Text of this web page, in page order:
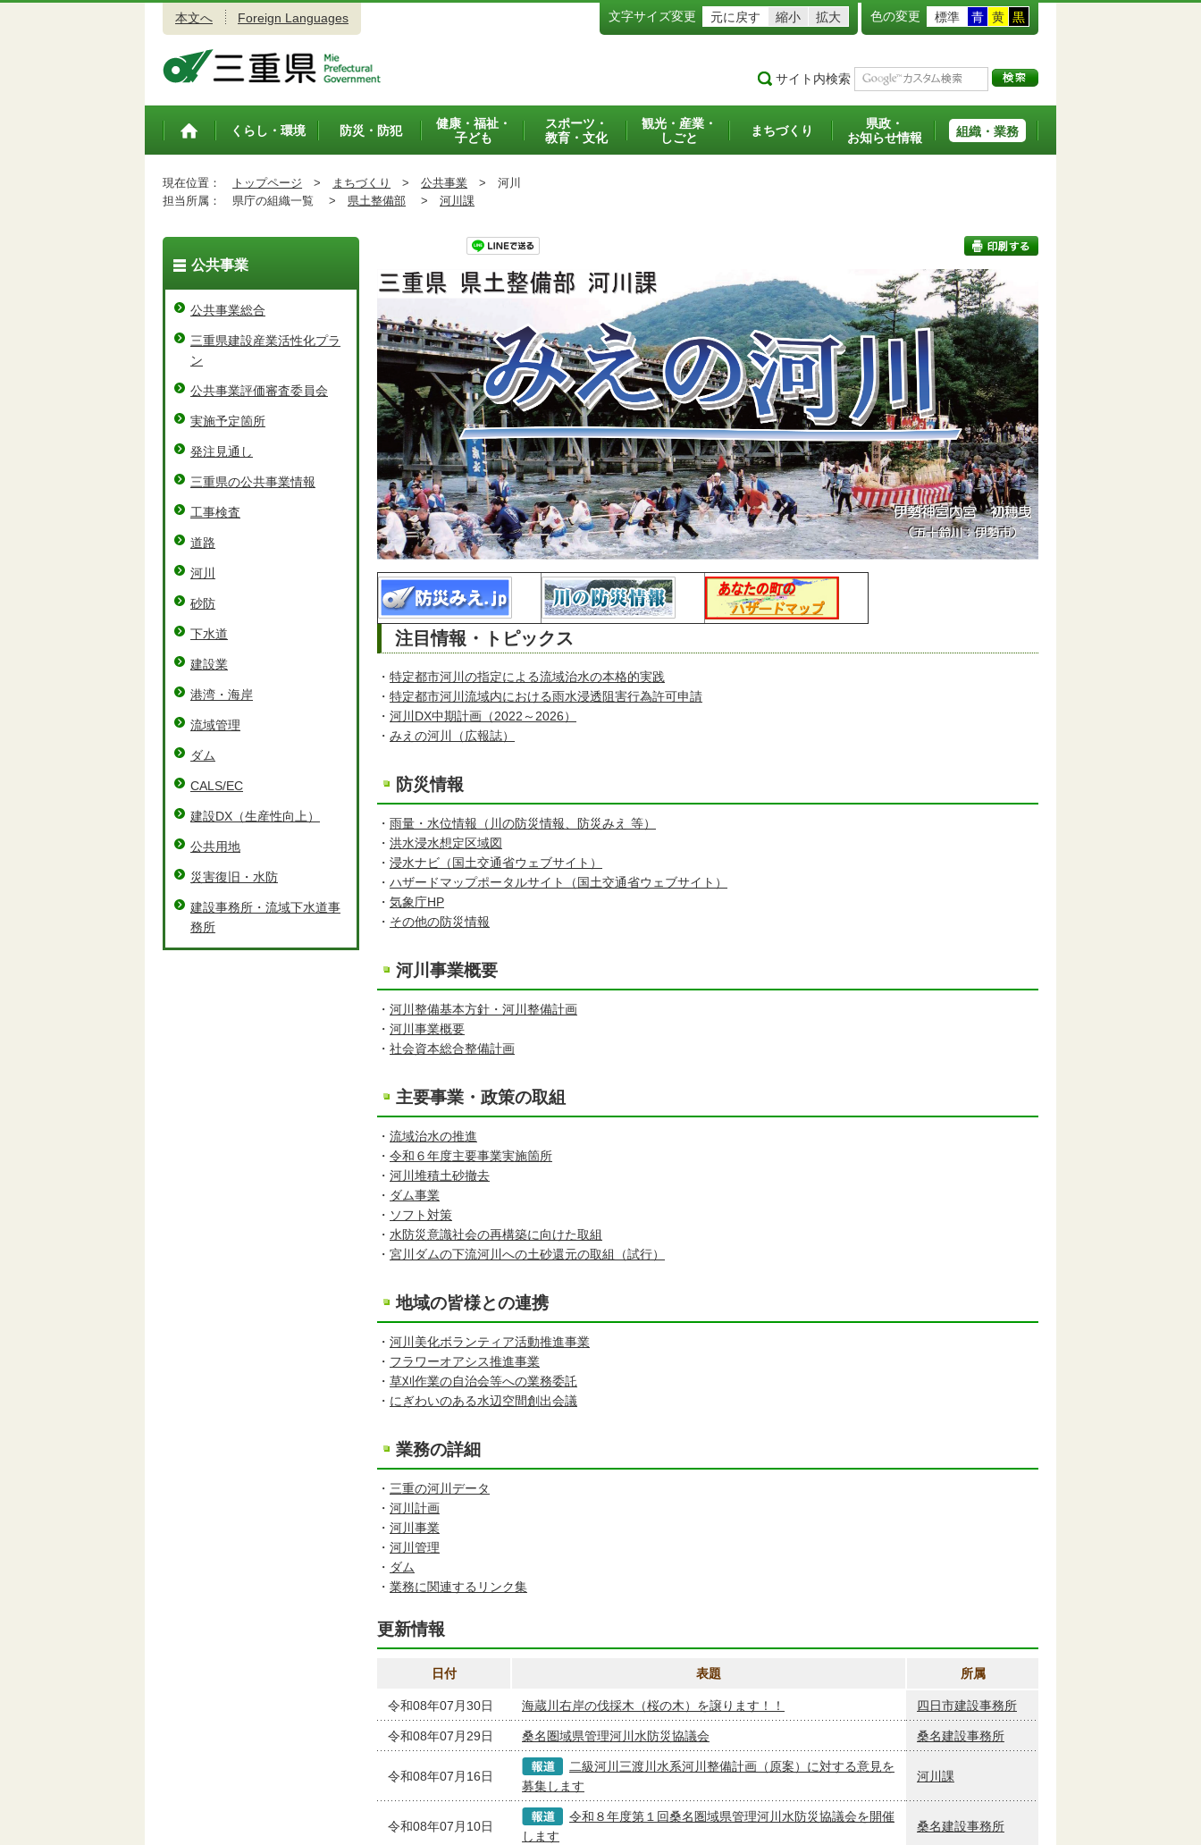
本文へ Foreign Languages 文字サイズ変更 元に戻す 縮小 拡大 色の変更 標準 青 黄 黒
サイト内検索
トップペ
くらし・環境 防災・防犯
健康・福祉・
子ども
スポーツ・
教育・文化
観光・産業・
しごと
まちづくり
県政・
お知らせ情報
組織・業務
現在位置： トップページ > まちづくり > 公共事業 > 河川
担当所属：
県庁の組織一覧 > 県土整備部 > 河川課
印刷する
注目情報・トピックス
・ 特定都市河川の指定による流域治水の本格的実践
・ 特定都市河川流域内における雨水浸透阻害行為許可申請
・ 河川DX中期計画（2022～2026）
・ みえの河川（広報誌）
防災情報
・ 雨量・水位情報（川の防災情報、防災みえ 等）
・ 洪水浸水想定区域図
・ 浸水ナビ（国土交通省ウェブサイト）
・ ハザードマップポータルサイト（国土交通省ウェブサイト）
・ 気象庁HP
・ その他の防災情報
河川事業概要
・ 河川整備基本方針・河川整備計画
・ 河川事業概要
・ 社会資本総合整備計画
主要事業・政策の取組
・ 流域治水の推進
・ 令和６年度主要事業実施箇所
・ 河川堆積土砂撤去
・ ダム事業
・ ソフト対策
・ 水防災意識社会の再構築に向けた取組
・ 宮川ダムの下流河川への土砂還元の取組（試行）
地域の皆様との連携
・ 河川美化ボランティア活動推進事業
・ フラワーオアシス推進事業
・ 草刈作業の自治会等への業務委託
・ にぎわいのある水辺空間創出会議
業務の詳細
・ 三重の河川データ
・ 河川計画
・ 河川事業
・ 河川管理
・ ダム
・ 業務に関連するリンク集
更新情報
日付 表題 所属
令和08年07月30日 海蔵川右岸の伐採木（桜の木）を譲ります！！ 四日市建設事務所
令和08年07月29日 桑名圏域県管理河川水防災協議会 桑名建設事務所
令和08年07月16日
二級河川三渡川水系河川整備計画（原案）に対する意見を
募集します
河川課
令和08年07月10日
令和８年度第１回桑名圏域県管理河川水防災協議会を開催
します
桑名建設事務所
公共事業
公共事業総合
三重県建設産業活性化プラ
ン
公共事業評価審査委員会
実施予定箇所
発注見通し
三重県の公共事業情報
工事検査
道路
河川
砂防
下水道
建設業
港湾・海岸
流域管理
ダム
CALS/EC
建設DX（⽣産性向上）
公共用地
災害復旧・水防
建設事務所・流域下水道事
務所